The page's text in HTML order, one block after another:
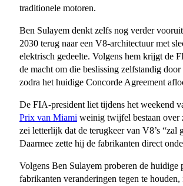
traditionele motoren.
Ben Sulayem denkt zelfs nog verder
2030 terug naar een V8-architectuur met
elektrisch gedeelte. Volgens hem krijgt de
de macht om die beslissing zelfstandig
zodra het huidige Concorde Agreement
De FIA-president liet tijdens het weekend
Prix van Miami weinig twijfel bestaan over
zei letterlijk dat de terugkeer van V8’s “zal
Daarmee zette hij de fabrikanten direct
Volgens Ben Sulayem proberen de huidige
fabrikanten veranderingen tegen te